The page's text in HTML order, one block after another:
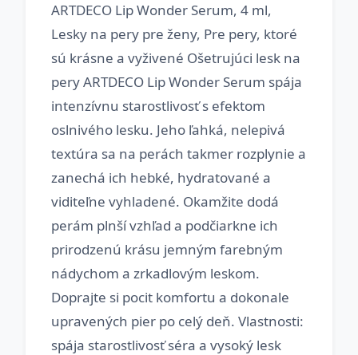
ARTDECO Lip Wonder Serum, 4 ml,
Lesky na pery pre ženy, Pre pery, ktoré
sú krásne a vyživené Ošetrujúci lesk na
pery ARTDECO Lip Wonder Serum spája
intenzívnu starostlivosť s efektom
oslnivého lesku. Jeho ľahká, nelepivá
textúra sa na perách takmer rozplynie a
zanechá ich hebké, hydratované a
viditeľne vyhladené. Okamžite dodá
perám plnší vzhľad a podčiarkne ich
prirodzenú krásu jemným farebným
nádychom a zrkadlovým leskom.
Doprajte si pocit komfortu a dokonale
upravených pier po celý deň. Vlastnosti:
spája starostlivosť séra a vysoký lesk